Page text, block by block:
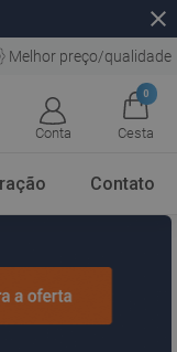
close
Melhor preço/qualidade
Conta
0
Cesta
Contato